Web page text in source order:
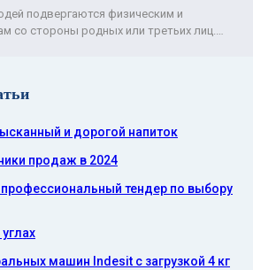
подвергаются физическим и
со стороны родных или третьих лиц.…
и дорогой напиток
продаж в 2024
профессиональный тендер по выбору
машин Indesit с загрузкой 4 кг